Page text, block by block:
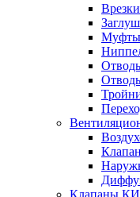
Муфты
Клапаны